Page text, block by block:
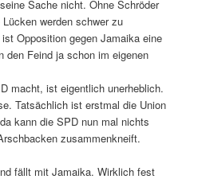
Sache nicht. Ohne Schröder
werden schwer zu
Opposition gegen Jamaika eine
den Feind ja schon im eigenen
macht, ist eigentlich unerheblich.
Tatsächlich ist erstmal die Union
kann die SPD nun mal nichts
zusammenkneift.
fällt mit Jamaika. Wirklich fest